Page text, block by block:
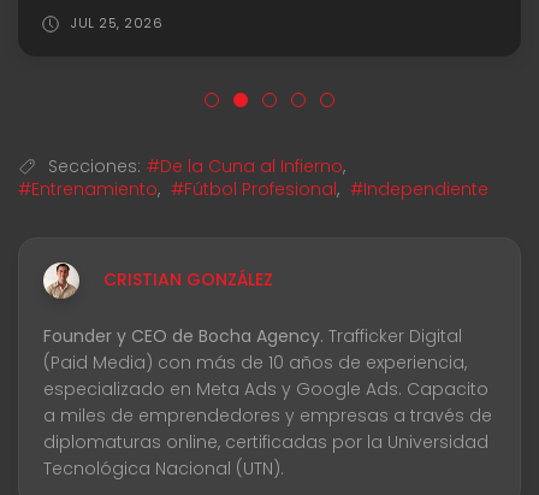
JUL 25, 2026
Secciones: #De la Cuna al Infierno,
#Entrenamiento, #Fútbol Profesional, #Independiente
CRISTIAN GONZÁLEZ
Founder y CEO de Bocha Agency. Trafficker Digital
(Paid Media) con más de 10 años de experiencia,
especializado en Meta Ads y Google Ads. Capacito
a miles de emprendedores y empresas a través de
diplomaturas online, certificadas por la Universidad
Tecnológica Nacional (UTN).